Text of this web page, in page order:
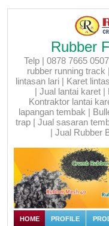
Rubber
Telp | 0878 7665
rubber running track
lintasan lari | Karet
| Jual lantai karet |
Kontraktor lantai
lapangan tembak |
trap | Jual sasaran
| Jual Rubber
HOME PROFILE